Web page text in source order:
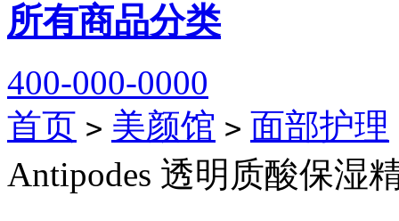
所有商品分类
400-000-0000
首页 > 美颜馆 > 面部护理
Antipodes 透明质酸保湿